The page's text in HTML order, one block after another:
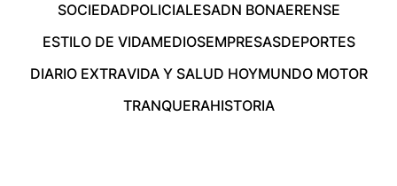
SOCIEDADPOLICIALESADN BONAERENSE
ESTILO DE VIDAMEDIOSEMPRESASDEPORTES
DIARIO EXTRAVIDA Y SALUD HOYMUNDO MOTOR
TRANQUERAHISTORIA